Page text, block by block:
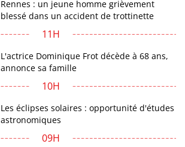
Rennes : un jeune homme grièvement
blessé dans un accident de trottinette
11H
L'actrice Dominique Frot décède à 68 ans,
annonce sa famille
10H
Les éclipses solaires : opportunité d'études
astronomiques
09H